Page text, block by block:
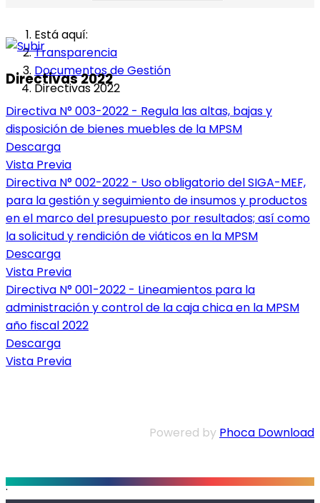
Está aquí:
Transparencia
Documentos de Gestión
Directivas 2022
Directivas 2022
Directiva N° 003-2022 - Regula las altas, bajas y
disposición de bienes muebles de la MPSM
Descarga
Vista Previa
Directiva N° 002-2022 - Uso obligatorio del SIGA-MEF,
para la gestión y seguimiento de insumos y productos
en el marco del presupuesto por resultados; así como
la solicitud y rendición de viáticos en la MPSM
Descarga
Vista Previa
Directiva N° 001-2022 - Lineamientos para la
administración y control de la caja chica en la MPSM
año fiscal 2022
Descarga
Vista Previa
Powered by Phoca Download
.